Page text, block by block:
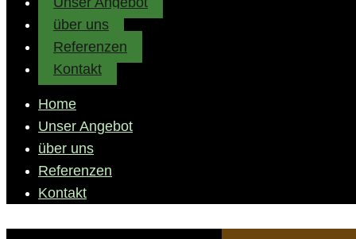
über uns
Referenzen
Kontakt
Home
Unser Angebot
über uns
Referenzen
Kontakt